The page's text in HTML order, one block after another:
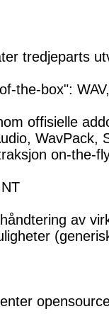
tredjeparts
the-box":
offisielle
WavPack,
on-the-
av